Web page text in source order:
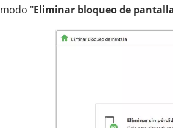
modo "Eliminar bloqueo de